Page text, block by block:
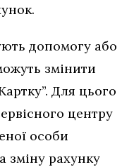
допомогу або
змінити
Для цього
центру
особи
зміну рахунку